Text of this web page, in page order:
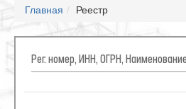
Главная Реестр